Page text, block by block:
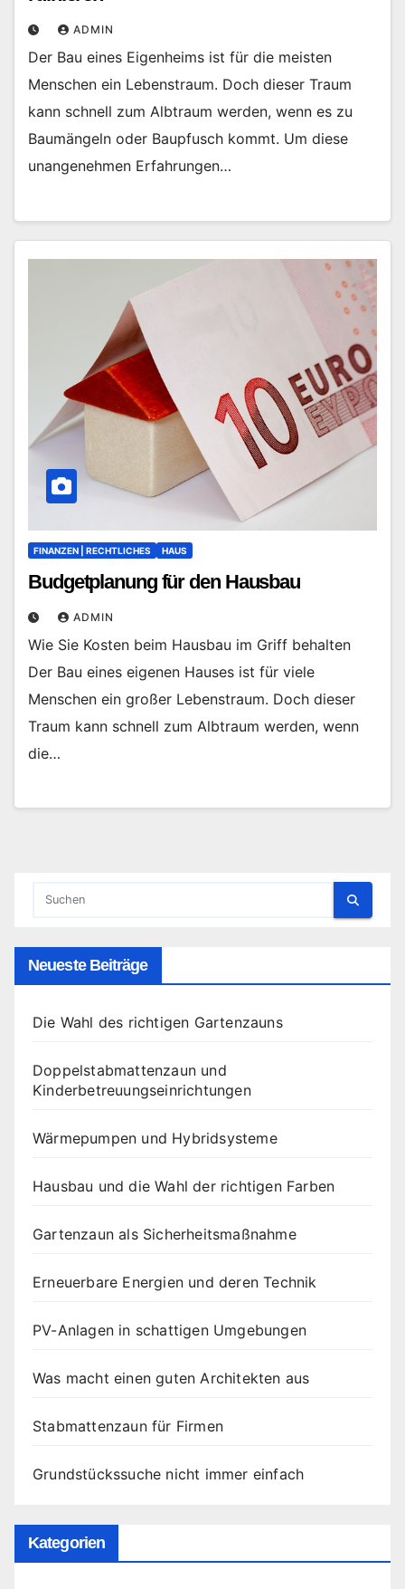
ADMIN
Der Bau eines Eigenheims ist für die meisten
Menschen ein Lebenstraum. Doch dieser Traum
kann schnell zum Albtraum werden, wenn es zu
Baumängeln oder Baupfusch kommt. Um diese
unangenehmen Erfahrungen…
FINANZEN | RECHTLICHES HAUS
Budgetplanung für den Hausbau
ADMIN
Wie Sie Kosten beim Hausbau im Griff behalten
Der Bau eines eigenen Hauses ist für viele
Menschen ein großer Lebenstraum. Doch dieser
Traum kann schnell zum Albtraum werden, wenn
die…
Neueste Beiträge
Die Wahl des richtigen Gartenzauns
Doppelstabmattenzaun und
Kinderbetreuungseinrichtungen
Wärmepumpen und Hybridsysteme
Hausbau und die Wahl der richtigen Farben
Gartenzaun als Sicherheitsmaßnahme
Erneuerbare Energien und deren Technik
PV-Anlagen in schattigen Umgebungen
Was macht einen guten Architekten aus
Stabmattenzaun für Firmen
Grundstückssuche nicht immer einfach
Kategorien